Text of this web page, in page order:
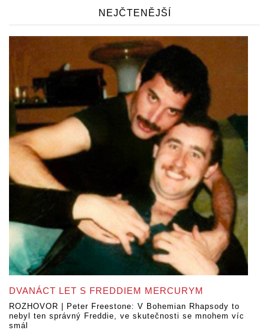
NEJČTENĚJŠÍ
DVANÁCT LET S FREDDIEM MERCURYM
ROZHOVOR | Peter Freestone: V Bohemian Rhapsody to
nebyl ten správný Freddie, ve skutečnosti se mnohem víc
smál